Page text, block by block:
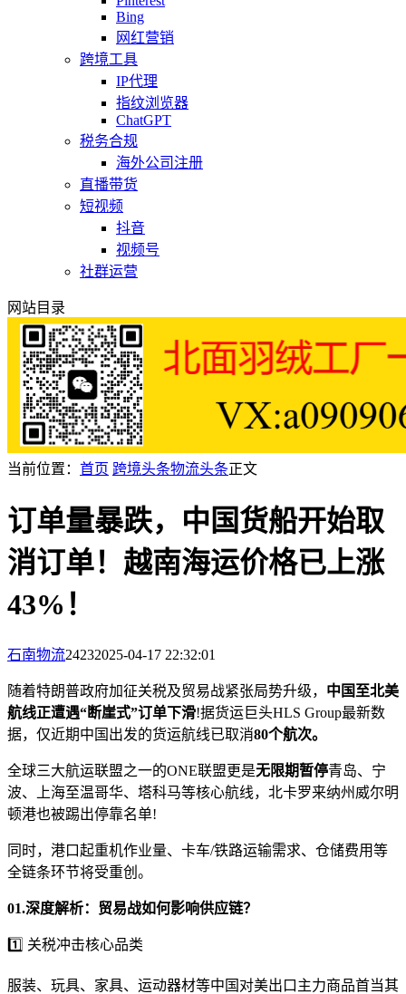
Bing
网红营销
跨境工具
IP代理
指纹浏览器
ChatGPT
税务合规
海外公司注册
直播带货
短视频
抖音
视频号
社群运营
网站目录
当前位置： 首页 跨境头条物流头条正文
订单量暴跌，中国货船开始取
消订单！越南海运价格已上涨
43%！
石南物流24232025-04-17 22:32:01
随着特朗普政府加征关税及贸易战紧张局势升级， 中国至北美
航线正遭遇“断崖式”订单下滑!据货运巨头HLS Group最新数
据，仅近期中国出发的货运航线已取消80个航次。
全球三大航运联盟之一的ONE联盟更是无限期暂停青岛、宁
波、上海至温哥华、塔科马等核心航线，北卡罗来纳州威尔明
顿港也被踢出停靠名单!
同时，港口起重机作业量、卡车/铁路运输需求、仓储费用等
全链条环节将受重创。
01.深度解析：贸易战如何影响供应链？
1️⃣ 关税冲击核心品类
服装、玩具、家具、运动器材等中国对美出口主力商品首当其